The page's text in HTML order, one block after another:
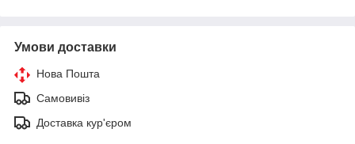
Умови доставки
Нова Пошта
Самовивіз
Доставка кур'єром